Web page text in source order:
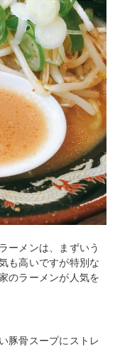
ーメンは、まずいう
も高いですが特別な
のラーメンが人気を
豚骨スープにストレ